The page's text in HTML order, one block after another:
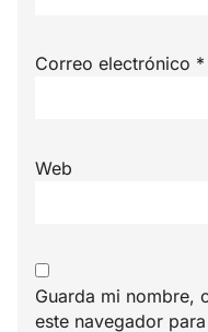
Correo electrónico *
Web
Guarda mi nombre,
este navegador